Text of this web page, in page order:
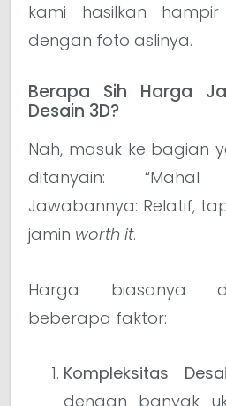
kami hasilkan
dengan foto aslinya.
Berapa Sih Harga
Desain 3D?
Nah, masuk ke bagian
ditanyain:
Jawabannya: Relatif,
jamin worth it.
Harga biasanya
beberapa faktor:
Kompleksitas
dengan banyak